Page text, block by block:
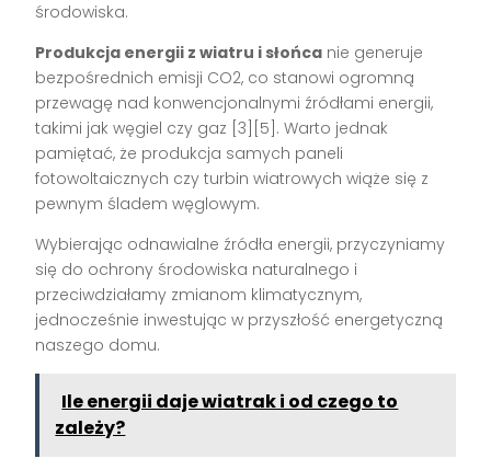
środowiska.
Produkcja energii z wiatru i słońca nie generuje
bezpośrednich emisji CO2, co stanowi ogromną
przewagę nad konwencjonalnymi źródłami energii,
takimi jak węgiel czy gaz [3][5]. Warto jednak
pamiętać, że produkcja samych paneli
fotowoltaicznych czy turbin wiatrowych wiąże się z
pewnym śladem węglowym.
Wybierając odnawialne źródła energii, przyczyniamy
się do ochrony środowiska naturalnego i
przeciwdziałamy zmianom klimatycznym,
jednocześnie inwestując w przyszłość energetyczną
naszego domu.
Ile energii daje wiatrak i od czego to
zależy?